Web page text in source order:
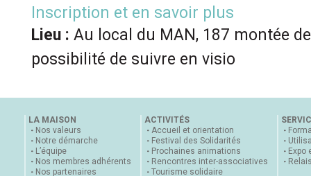
Inscription et en savoir plus
Lieu : Au local du MAN, 187 montée
possibilité de suivre en visio
LA MAISON
Nos valeurs
Notre démarche
L’équipe
Nos membres adhérents
Nos partenaires
ACTIVITÉS
Accueil et orientation
Festival des Solidarités
Prochaines animations
Rencontres inter-associatives
Tourisme solidaire
Expo